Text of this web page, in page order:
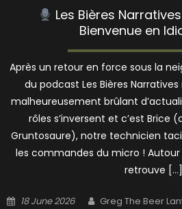
Les Bières
Bienvenue en
Après un retour en force sous la
du podcast Les Bières
malheureusement brûlant
rôles s’inversent et c’est Brice
Gruntosaure), notre technicien
les commandes du micro !
retrouve […]
Posted
18 June 2026 Author
Greg The Beer